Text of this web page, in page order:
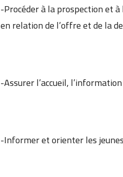
-Procéder à la prospection et
en relation de l’offre et de la
-Assurer l’accueil,
-Informer et orienter les